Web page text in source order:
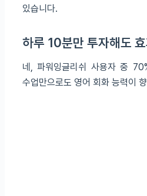
있습니다.
하루 10분만 투자해도
네, 파워잉글리쉬 사용자 중
수업만으로도 영어 회화 능력이